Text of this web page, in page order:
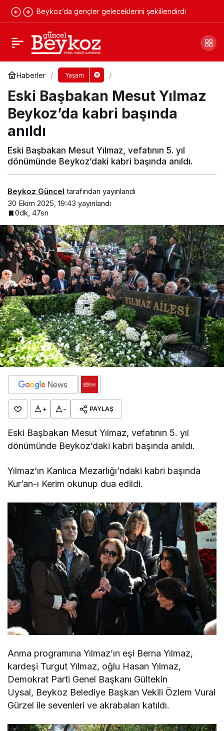
Beykoz’da gençler geleceklerini şekillendirdi
Haberler Yaşam
Eski Başbakan Mesut Yılmaz
Beykoz’da kabri başında
anıldı
Eski Başbakan Mesut Yılmaz, vefatının 5. yıl
dönümünde Beykoz’daki kabri başında anıldı.
Beykoz Güncel tarafından yayınlandı
30 Ekim 2025, 19:43 yayınlandı
0dk, 47sn
+ - PAYLAŞ
Eski Başbakan Mesut Yılmaz, vefatının 5. yıl
dönümünde Beykoz’daki kabri başında anıldı.
Yılmaz’ın Kanlıca Mezarlığı’ndaki kabri başında
Kur’an-ı Kerim okunup dua edildi.
Anma programına Yılmaz’ın eşi Berna Yılmaz,
kardeşi Turgut Yılmaz, oğlu Hasan Yılmaz,
Demokrat Parti Genel Başkanı Gültekin
Uysal, Beykoz Belediye Başkan Vekili Özlem Vural
Gürzel ile sevenleri ve akrabaları katıldı.
Beykoz’da Cumhuriyet coşkusu doruğa çıktı
Yorum Yap Paylaş